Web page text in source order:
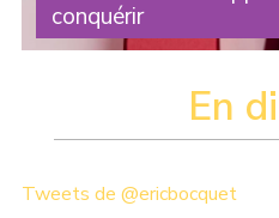
conquérir
Chaque année, le 8 mars
Ils doivent être défendus en
nouveau droit obtenu n’est
En
Tweets de @ericbocquet